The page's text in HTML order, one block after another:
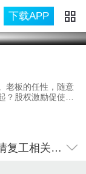
下载APP
老板的任性，随意
？股权激励促使你
萝卜你拿得到吗?你
换了工作或开了公
？
是劳动法律师徐旭
企业管理，5年劳
我是专业劳动法律师徐旭东，关于疫情复工相关法律问题，问吧！